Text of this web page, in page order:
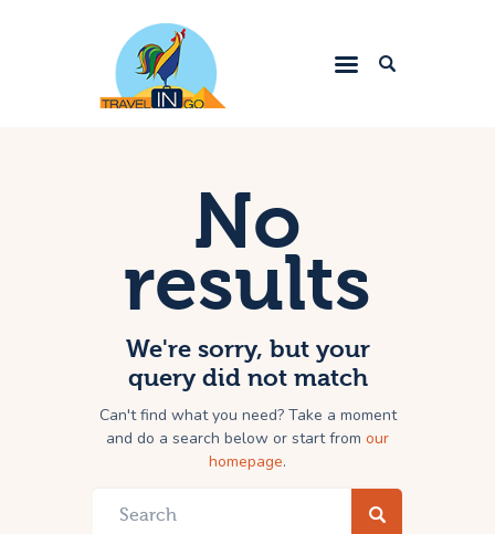
Evropske metropole
Srbija
Zima 2024.
Kontakt
No
results
We're sorry, but your
query did not match
Can't find what you need? Take a moment
and do a search below or start from our
homepage.